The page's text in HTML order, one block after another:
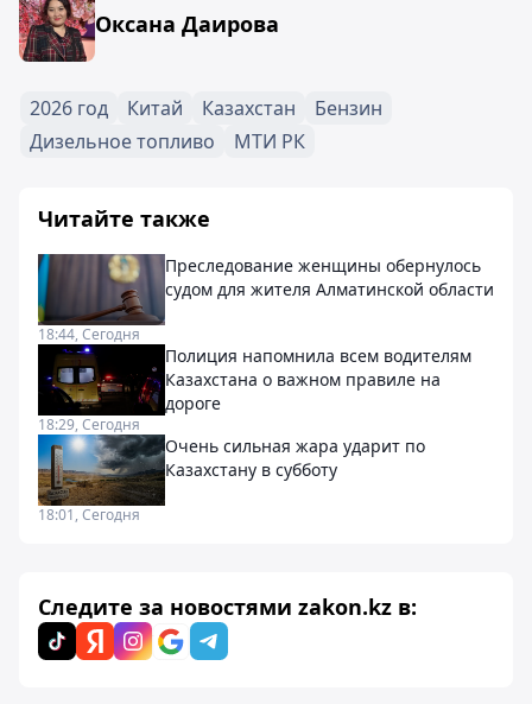
Оксана Даирова
2026 год Китай Казахстан
Бензин
Дизельное топливо
МТИ РК
Читайте также
Преследование женщины обернулось
судом для жителя Алматинской области
18:44, Сегодня
Полиция напомнила всем водителям
Казахстана о важном правиле на
дороге
18:29, Сегодня
Очень сильная жара ударит по
Казахстану в субботу
18:01, Сегодня
Следите за новостями zakon.kz в: